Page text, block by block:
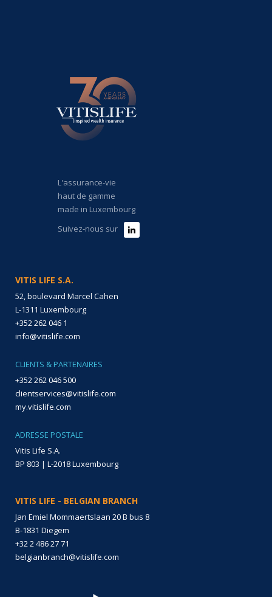
L'assurance-vie
haut de gamme
made in Luxembourg
Suivez-nous sur
VITIS LIFE S.A.
52, boulevard Marcel Cahen
L-1311 Luxembourg
+352 262 046 1
info@vitislife.com
CLIENTS & PARTENAIRES
+352 262 046 500
clientservices@vitislife.com
my.vitislife.com
ADRESSE POSTALE
Vitis Life S.A.
BP 803 | L-2018 Luxembourg
VITIS LIFE - BELGIAN BRANCH
Jan Emiel Mommaertslaan 20 B bus 8
B-1831 Diegem
+32 2 486 27 71
belgianbranch@vitislife.com